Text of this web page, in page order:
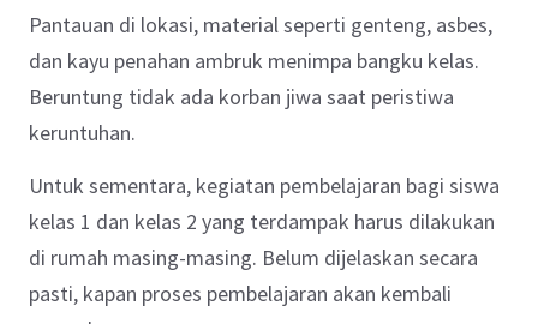
Pantauan di lokasi, material seperti genteng, asbes,
dan kayu penahan ambruk menimpa bangku kelas.
Beruntung tidak ada korban jiwa saat peristiwa
keruntuhan.
Untuk sementara, kegiatan pembelajaran bagi siswa
kelas 1 dan kelas 2 yang terdampak harus dilakukan
di rumah masing-masing. Belum dijelaskan secara
pasti, kapan proses pembelajaran akan kembali